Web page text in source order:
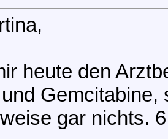
heute den
Gemcitabine,
gar nichts.